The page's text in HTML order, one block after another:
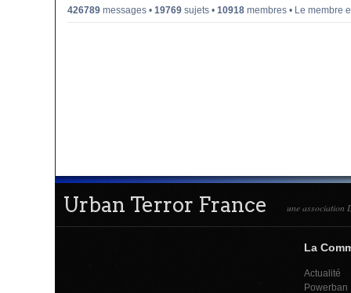
426789 messages • 19769 sujets • 10918 membres • Le membre
Urban Terror France une association
La
Actualité
Powerban